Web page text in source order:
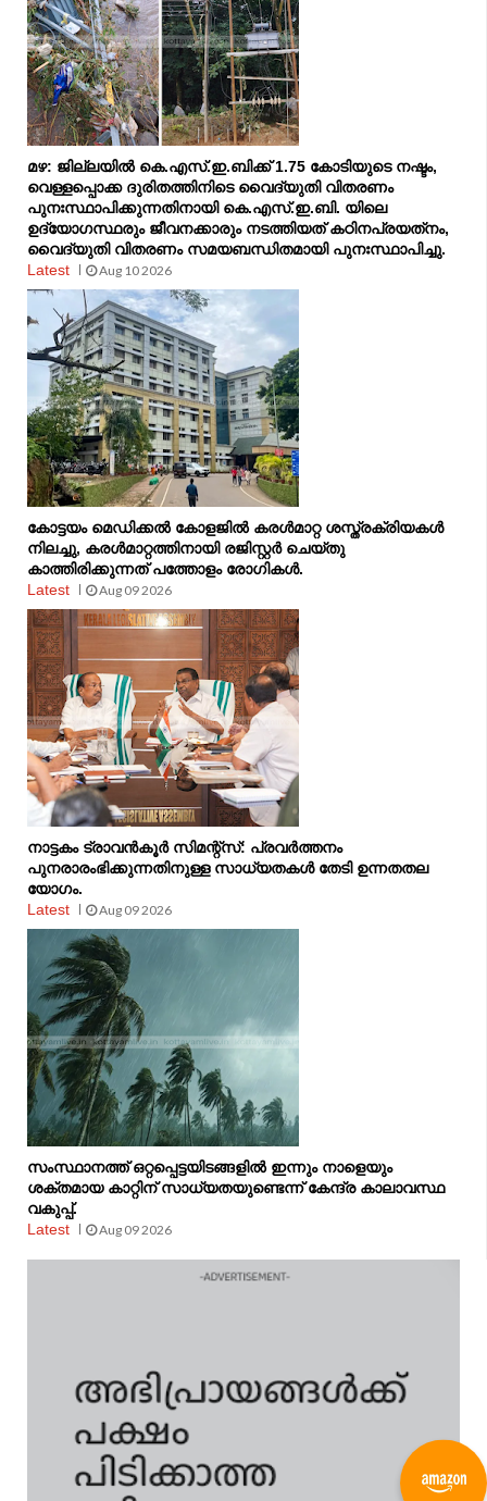
മഴ: ജില്ലയില്‍ കെ.എസ്.ഇ.ബിക്ക് 1.75 കോടിയുടെ നഷ്ടം,
വെള്ളപ്പൊക്ക ദുരിതത്തിനിടെ വൈദ്യുതി വിതരണം
പുനഃസ്ഥാപിക്കുന്നതിനായി കെ.എസ്.ഇ.ബി. യിലെ
ഉദ്യോഗസ്ഥരും ജീവനക്കാരും നടത്തിയത് കഠിനപ്രയത്‌നം,
വൈദ്യുതി വിതരണം സമയബന്ധിതമായി പുനഃസ്ഥാപിച്ചു.
Latest
Aug 10 2026
കോട്ടയം മെഡിക്കൽ കോളജിൽ കരൾമാറ്റ ശസ്ത്രക്രിയകൾ
നിലച്ചു, കരൾമാറ്റത്തിനായി രജിസ്റ്റർ ചെയ്തു
കാത്തിരിക്കുന്നത് പത്തോളം രോഗികൾ.
Latest
Aug 09 2026
നാട്ടകം ട്രാവൻകൂർ സിമന്റ്‌സ്: പ്രവർത്തനം
പുനരാരംഭിക്കുന്നതിനുള്ള സാധ്യതകൾ തേടി ഉന്നതതല
യോഗം.
Latest
Aug 09 2026
സംസ്ഥാനത്ത് ഒറ്റപ്പെട്ടയിടങ്ങളിൽ ഇന്നും നാളെയും
ശക്തമായ കാറ്റിന് സാധ്യതയുണ്ടെന്ന് കേന്ദ്ര കാലാവസ്ഥ
വകുപ്പ്.
Latest
Aug 09 2026